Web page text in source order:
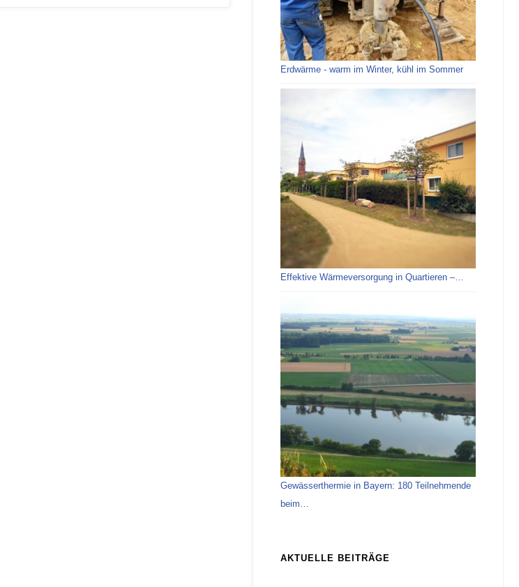
Erdwärme - warm im Winter, kühl im Sommer
Effektive Wärmeversorgung in Quartieren –…
Gewässerthermie in Bayern: 180 Teilnehmende
beim…
AKTUELLE BEITRÄGE